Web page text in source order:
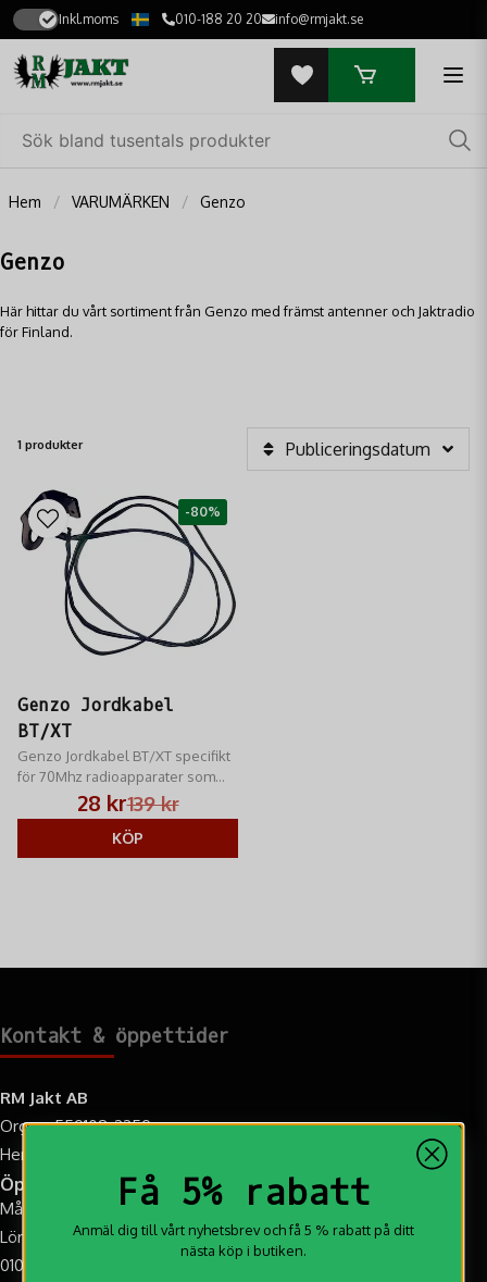
Inkl.moms 010-188 20 20 info@rmjakt.se
Hem VARUMÄRKEN Genzo
Genzo
Här hittar du vårt sortiment från Genzo med främst antenner och Jaktradio
för Finland.
1 produkter Publiceringsdatum
Genzo Jordkabel
BT/XT
Genzo Jordkabel BT/XT specifikt
för 70Mhz radioapparater som
används i Finland139 kr
28 kr
KÖP
-80%
Få 5% rabatt
Anmäl dig till vårt nyhetsbrev och få 5 % rabatt på ditt
nästa köp i butiken.
Kontakt & öppettider
RM Jakt AB
Org.nr: 559108-2259
Hemvägen 9C, 95731 Övertorneå
Öppettider
Mån-Fre: 10.00-17.00
Lör: 10:00-14:00 (Augusti-Oktober)
010-188 20 20